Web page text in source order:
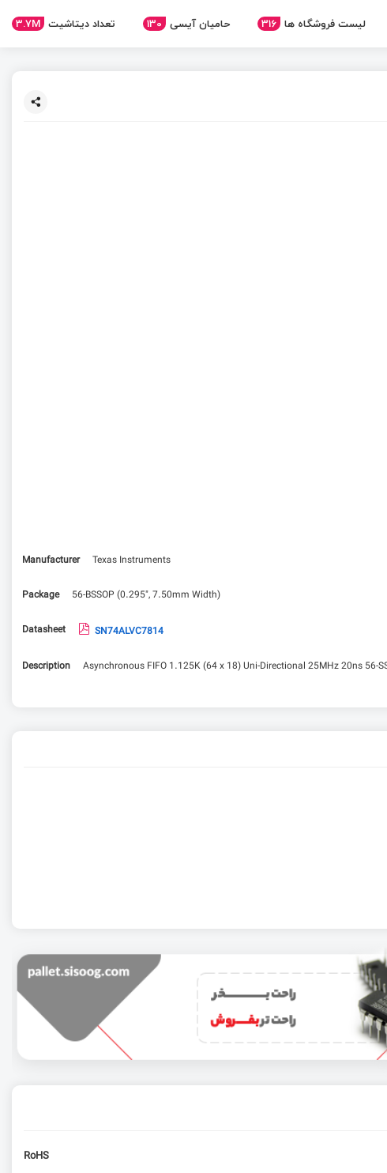
لیست فروشگاه ها 316 حامیان آیسی 130 تعداد دیتاشیت 3.7M
Manufacturer
Texas Instruments
Package 56-BSSOP (0.295", 7.50mm Width)
Datasheet SN74ALVC7814
Description Asynchronous FIFO 1.125K (64 x 18) Uni-Directional 25MHz 20ns 56-
RoHS